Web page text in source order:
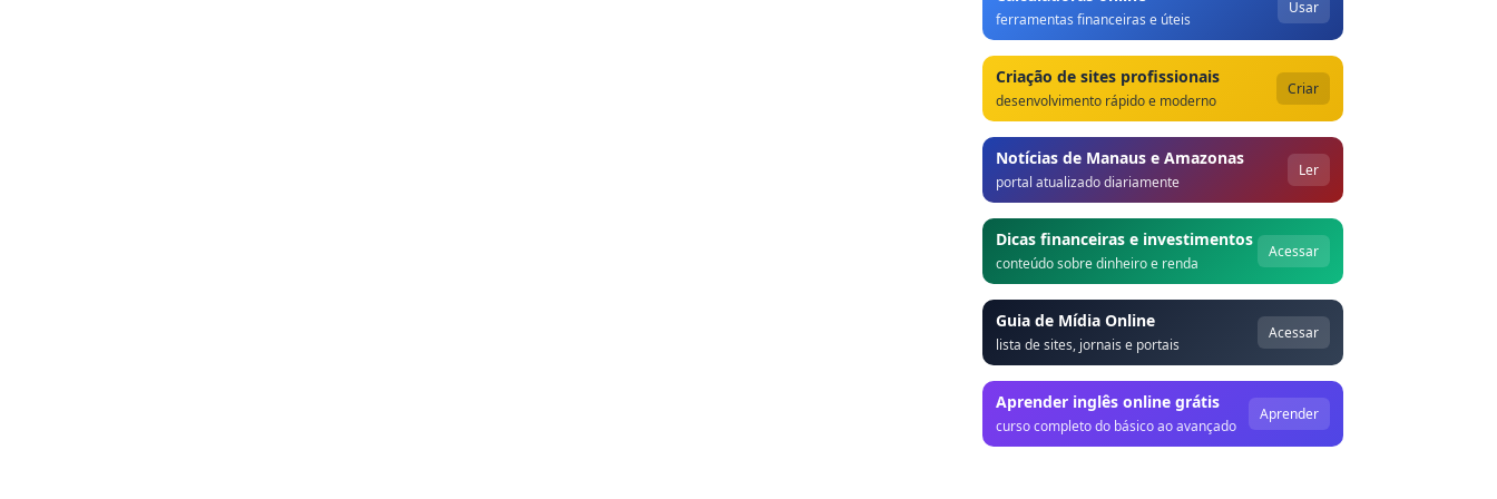
ferramentas financeiras e úteis
Usar
Criação de sites profissionais
desenvolvimento rápido e moderno
Criar
Notícias de Manaus e Amazonas
portal atualizado diariamente
Ler
Dicas financeiras e investimentos
conteúdo sobre dinheiro e renda
Acessar
Guia de Mídia Online
lista de sites, jornais e portais
Acessar
Aprender inglês online grátis
curso completo do básico ao avançado
Aprender